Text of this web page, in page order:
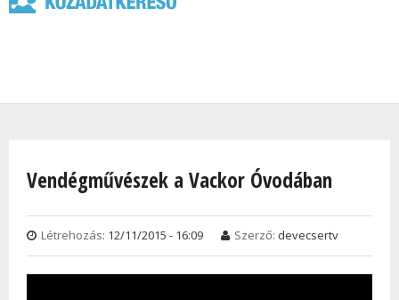
Vendégművészek a Vackor Óvodában
Létrehozás: 12/11/2015 - 16:09 Szerző: devecsertv